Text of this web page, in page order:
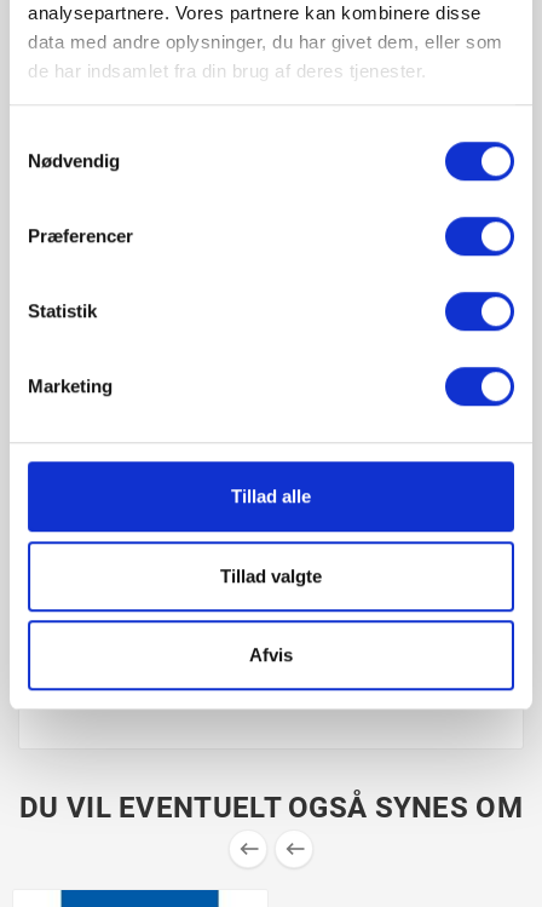
analysepartnere. Vores partnere kan kombinere disse
data med andre oplysninger, du har givet dem, eller som
de har indsamlet fra din brug af deres tjenester.
Nødvendig
Præferencer
Statistik
Marketing
Tillad alle
Tillad valgte
Afvis
Produktdetaljer
Downlight i meget flad udførelse, for montage i
møbler, skabe mm.
IP20
Udvendig diameter: 75mm
Isolationsklasse III
120 lumen (10W halogen)
Lysspredning: 120°
Energiklasse: G
LED driver medfølger ikke
DU VIL EVENTUELT OGSÅ SYNES OM
 